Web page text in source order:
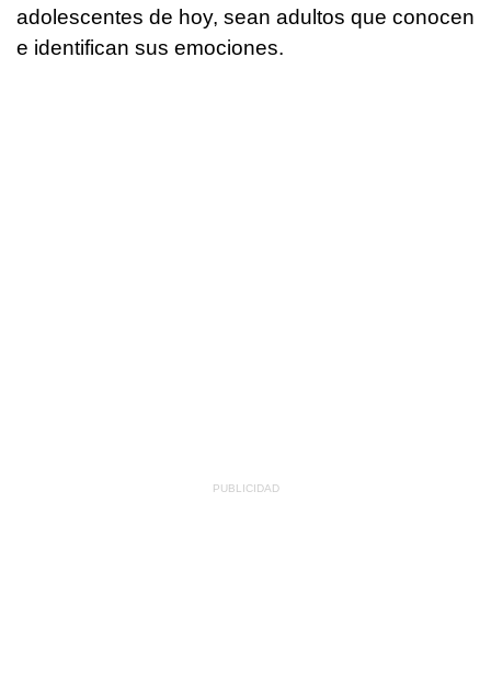
adolescentes de hoy, sean adultos que conocen
e identifican sus emociones.